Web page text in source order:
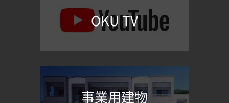
OKU TV
事業用建物